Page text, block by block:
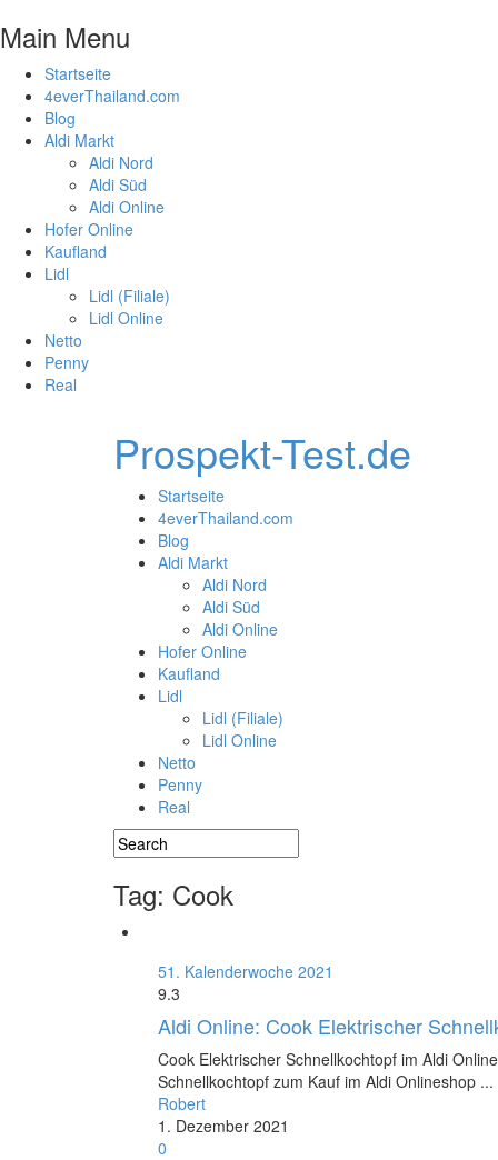
Main Menu
Startseite
4everThailand.com
Blog
Aldi Markt
Aldi Nord
Aldi Süd
Aldi Online
Hofer Online
Kaufland
Lidl
Lidl (Filiale)
Lidl Online
Netto
Penny
Real
Prospekt-Test.de
Startseite
4everThailand.com
Blog
Aldi Markt
Aldi Nord
Aldi Süd
Aldi Online
Hofer Online
Kaufland
Lidl
Lidl (Filiale)
Lidl Online
Netto
Penny
Real
Tag: Cook
51. Kalenderwoche 2021
9.3
Aldi Online: Cook Elektrischer
Cook Elektrischer Schnellkochtopf im Aldi
Schnellkochtopf zum Kauf im Aldi Onlineshop ...
Robert
1. Dezember 2021
0